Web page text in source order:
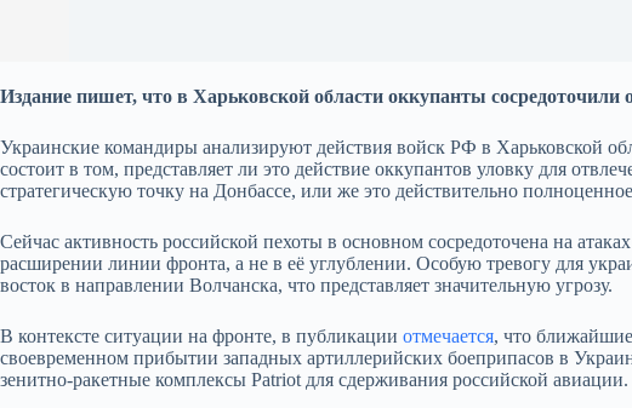
Издание пишет, что в Харьковской области оккупанты сосредоточили
Украинские командиры анализируют действия войск РФ в Харьковской
состоит в том, представляет ли это действие оккупантов уловку для
стратегическую точку на Донбассе, или же это действительно
Сейчас активность российской пехоты в основном сосредоточена на
расширении линии фронта, а не в её углублении. Особую тревогу для
восток в направлении Волчанска, что представляет значительную угрозу.
В контексте ситуации на фронте, в публикации отмечается, что
своевременном прибытии западных артиллерийских боеприпасов в
зенитно-ракетные комплексы Patriot для сдерживания российской авиации.